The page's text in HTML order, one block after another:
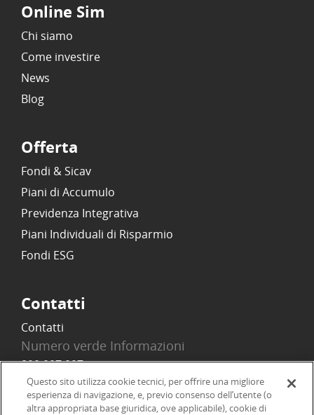
Online Sim
Chi siamo
Come investire
News
Blog
Offerta
Fondi & Sicav
Piani di Accumulo
Previdenza Integrativa
Piani Individuali di Risparmio
Fondi ESG
Contatti
Contatti
Numero verde Informazioni
800 097 097
Email
info@onlinesim.it
Questo sito utilizza cookie tecnici, per offrire una migliore
esperienza di navigazione, e, previo consenso dell’utente (o
altra appropriata base giuridica, ove applicabile), cookie di